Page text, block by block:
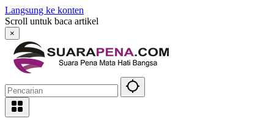
Langsung ke konten
Scroll untuk baca artikel
×